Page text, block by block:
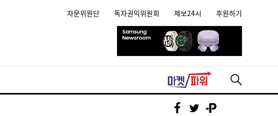
자문위원단 독자권익위원회 제보24시 후원하기